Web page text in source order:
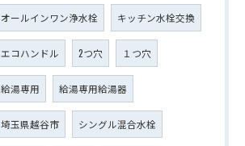
オールインワン浄水栓 キッチン水栓交換
エコハンドル 2つ穴 １つ穴
給湯専用 給湯専用給湯器
埼玉県越谷市 シングル混合水栓